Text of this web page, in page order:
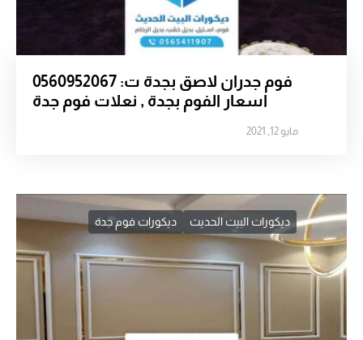
فوم جدران لاصق بجدة ت: 0560952067
اسعار الفوم بجدة , نعلات فوم جدة
مايو 12, 2021
ديكورات البيت الحديث ديكورات فوم جدة